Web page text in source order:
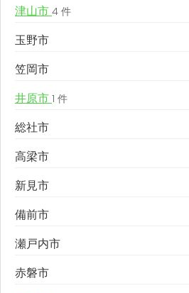
津山市 4 件
玉野市
笠岡市
井原市 1 件
総社市
高梁市
新見市
備前市
瀬戸内市
赤磐市